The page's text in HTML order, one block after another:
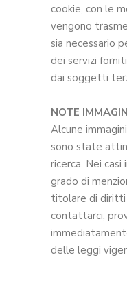
cookie, con le
vengono
sia necessario
dei servizi
dai soggetti
NOTE
Alcune
sono state
ricerca. Nei casi
grado di
titolare di diritti
contattarci,
delle leggi